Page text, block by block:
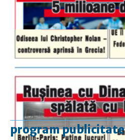
program publicitate